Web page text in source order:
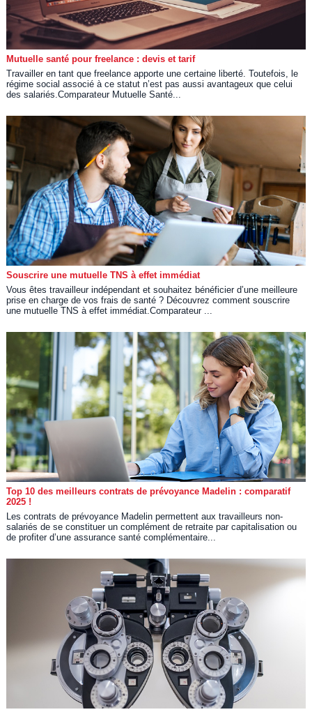
Mutuelle santé pour freelance : devis et tarif
Travailler en tant que freelance apporte une certaine liberté. Toutefois, le
régime social associé à ce statut n’est pas aussi avantageux que celui
des salariés.Comparateur Mutuelle Santé...
Souscrire une mutuelle TNS à effet immédiat
Vous êtes travailleur indépendant et souhaitez bénéficier d’une meilleure
prise en charge de vos frais de santé ? Découvrez comment souscrire
une mutuelle TNS à effet immédiat.Comparateur ...
Top 10 des meilleurs contrats de prévoyance Madelin : comparatif
2025 !
Les contrats de prévoyance Madelin permettent aux travailleurs non-
salariés de se constituer un complément de retraite par capitalisation ou
de profiter d’une assurance santé complémentaire...